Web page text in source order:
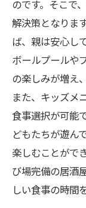
のです。そこで
解決策となりま
ば、親は安心し
ボールプールや
の楽しみが増え
また、キッズメ
食事選択が可能
どもたちが遊ん
楽しむことがで
び場完備の居酒
しい食事の時間